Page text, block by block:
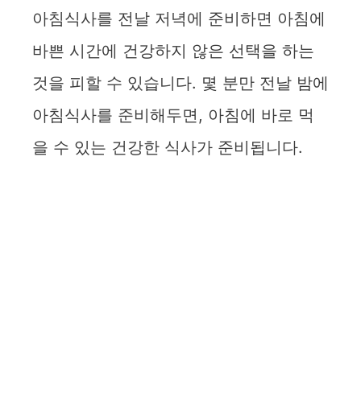
아침식사를 전날 저녁에 준비하면 아침에
바쁜 시간에 건강하지 않은 선택을 하는
것을 피할 수 있습니다. 몇 분만 전날 밤에
아침식사를 준비해두면, 아침에 바로 먹
을 수 있는 건강한 식사가 준비됩니다.